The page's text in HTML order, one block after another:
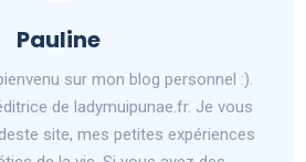
Pauline
sur mon blog personnel :).
de ladymuipunae.fr. Je vous
site, mes petites expériences